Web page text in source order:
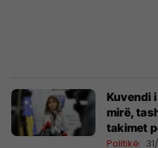
Kuvendi
mirë,
takimet
Politikë